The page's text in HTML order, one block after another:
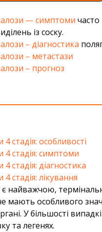
— симптоми часто
із соску.
– діагностика
– метастази
– прогноз
стадія: особливості
4 стадія: симптоми
стадія: діагностика
стадія: лікування
є найважчою,
мають особливого
У більшості
та легенях.